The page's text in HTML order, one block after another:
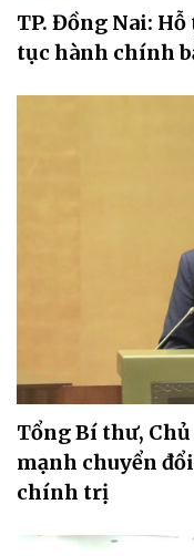
TP. Đồng Nai:
tục hành chính
Tổng Bí thư,
mạnh chuyển
chính trị